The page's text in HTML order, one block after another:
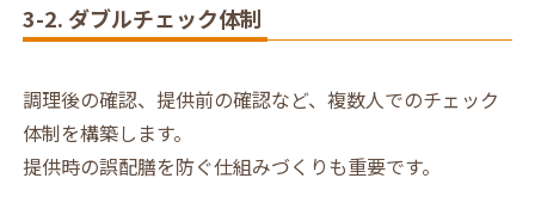
3-2. ダブルチェック体制
調理後の確認、提供前の確認など、複数人でのチェック
体制を構築します。
提供時の誤配膳を防ぐ仕組みづくりも重要です。